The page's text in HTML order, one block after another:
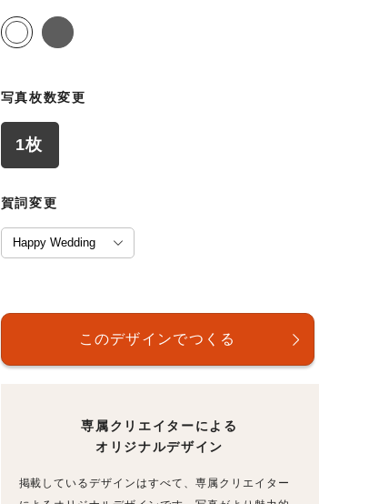
写真枚数変更
1枚
賀詞変更
専属クリエイターによる
オリジナルデザイン
掲載しているデザインはすべて、専属クリエイター